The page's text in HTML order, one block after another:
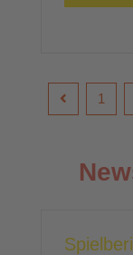
1